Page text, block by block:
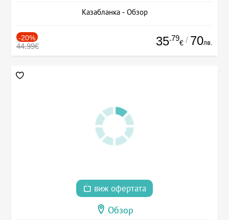
Казабланка - Обзор
-20%
44.99€ 35.79
€ / 70лв.
виж офертата
Обзор